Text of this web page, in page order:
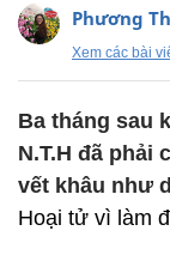
Phương
Xem các bài
Ba tháng sau
N.T.H đã phải
vết khâu như
Hoại tử vì làm